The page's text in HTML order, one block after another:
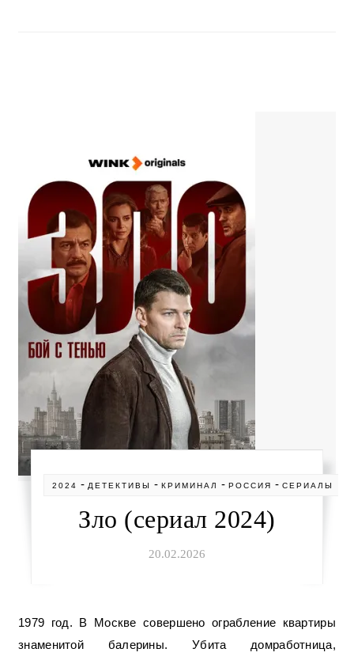
2024 - ДЕТЕКТИВЫ -КРИМИНАЛ -РОССИЯ -СЕРИАЛЫ
Зло (сериал 2024)
20.02.2026
1979 год. В Москве совершено ограбление квартиры
знаменитой балерины. Убита домработница,